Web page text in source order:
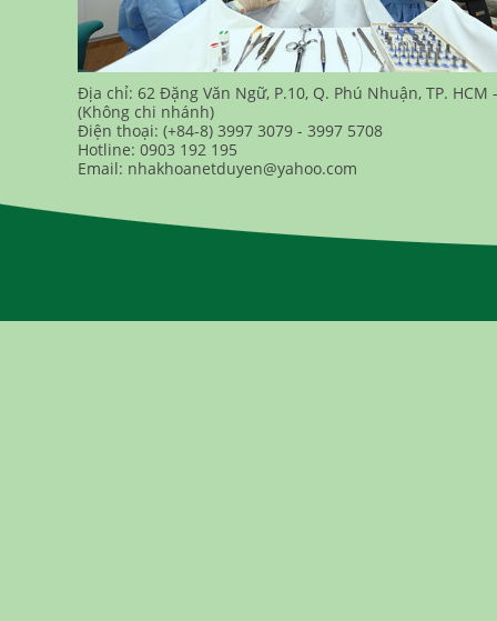
Địa chỉ: 62 Đặng Văn Ngữ, P.10, Q. Phú Nhuận, TP. HCM -
(Không chi nhánh)
Điện thoại: (+84-8) 3997 3079 - 3997 5708
Hotline: 0903 192 195
Email: nhakhoanetduyen@yahoo.com